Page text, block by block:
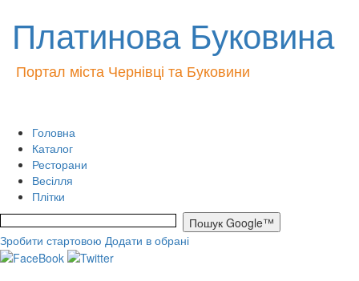
Платинова Буковина
Портал міста Чернівці та Буковини
Головна
Каталог
Ресторани
Весілля
Плітки
Зробити стартовою Додати в обрані